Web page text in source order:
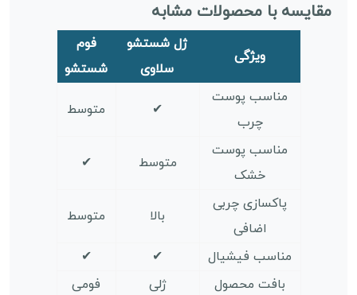
مقایسه با محصولات مشابه
ویژگی
ژل شستشو
سلاوی
فوم
شستشو
مناسب پوست
چرب
✔ متوسط
مناسب پوست
خشک
متوسط ✔
پاکسازی چربی
اضافی
بالا متوسط
مناسب فیشیال ✔
✔
بافت محصول
ژلی
فومی